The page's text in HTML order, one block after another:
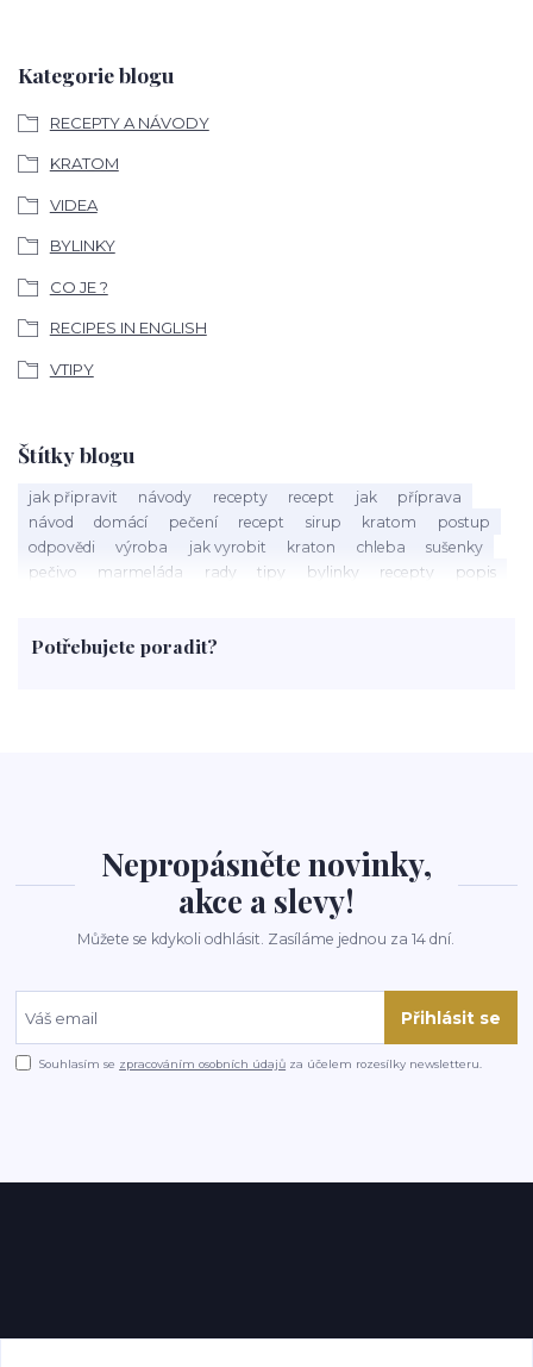
Kategorie blogu
RECEPTY A NÁVODY
KRATOM
VIDEA
BYLINKY
CO JE ?
RECIPES IN ENGLISH
VTIPY
Štítky blogu
jak připravit návody recepty recept jak
příprava
návod
domácí pečení recept sirup kratom
postup
odpovědi
výroba jak vyrobit kraton chleba
sušenky
pečivo
marmeláda rady tipy bylinky recepty
popis
rohlíky
grilování čaj
Potřebujete poradit?
Nepropásněte novinky,
akce a slevy!
Můžete se kdykoli odhlásit. Zasíláme jednou za 14 dní.
Přihlásit se
Souhlasím se zpracováním osobních údajů za účelem rozesílky newsletteru.